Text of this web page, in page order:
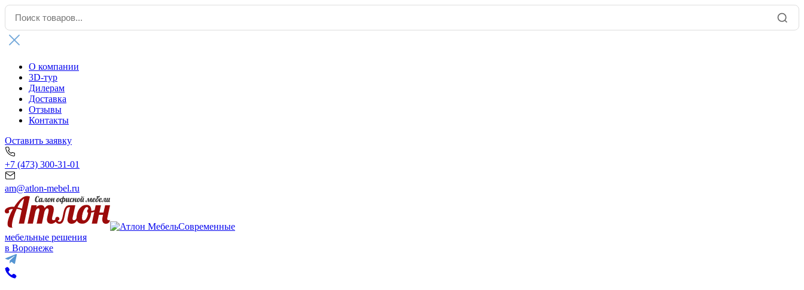
О компании
3D-тур
Дилерам
Доставка
Отзывы
Контакты
Оставить заявку
+7 (473) 300-31-01
am@atlon-mebel.ru
Современные
мебельные решения
в Воронеже